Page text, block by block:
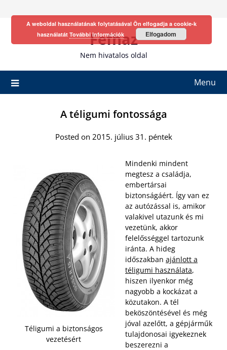
Fefhaz
Nem hivatalos oldal
Menu
A téligumi fontossága
Posted on 2015. július 31. péntek
Téligumi a biztonságos
vezetésért
Mindenki mindent
megtesz a családja,
embertársai
biztonságáért. Így van ez
az autózással is, amikor
valakivel utazunk és mi
vezetünk, akkor
felelősséggel tartozunk
iránta. A hideg
időszakban ajánlott a
téligumi használata,
hiszen ilyenkor még
nagyobb a kockázat a
közutakon. A tél
beköszöntésével és még
jóval azelőtt, a gépjárműk
tulajdonosai igyekeznek
beszerezni a
A weboldal használatának folytatásával Ön elfogadja a cookie-k
használatát További információk Elfogadom